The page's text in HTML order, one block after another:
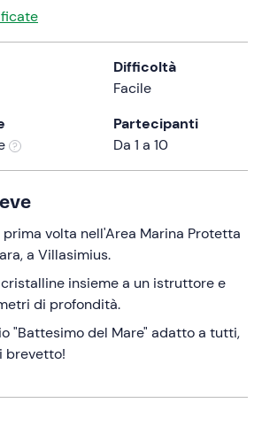
Difficoltà
Facile
Partecipanti
Da 1 a 10
volta nell'Area Marina Protetta
a Villasimius.
insieme a un istruttore e
di profondità.
"Battesimo del Mare" adatto a tutti,
brevetto!